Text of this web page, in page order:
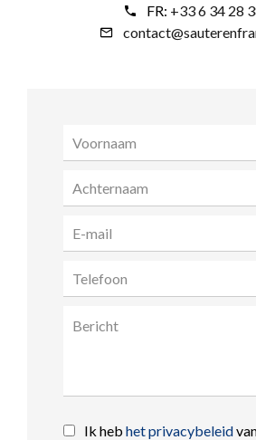
FR: +33 6 34 28
Ik heb het privacybeleid